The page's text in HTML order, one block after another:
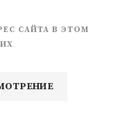
САЙТА В ЭТОМ